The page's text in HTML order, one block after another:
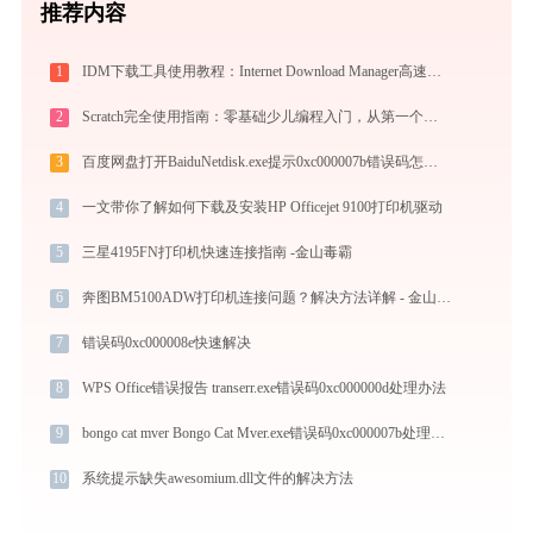
推荐内容
1 IDM下载工具使用教程：Internet Download Manager高速下载与视频抓取完全指南
2 Scratch完全使用指南：零基础少儿编程入门，从第一个作品到独立创作（2026最新）
3 百度网盘打开BaiduNetdisk.exe提示0xc000007b错误码怎么办
4 一文带你了解如何下载及安装HP Officejet 9100打印机驱动
5 三星4195FN打印机快速连接指南 -金山毒霸
6 奔图BM5100ADW打印机连接问题？解决方法详解 - 金山毒霸
7 错误码0xc000008e快速解决
8 WPS Office错误报告 transerr.exe错误码0xc000000d处理办法
9 bongo cat mver Bongo Cat Mver.exe错误码0xc000007b处理办法
10 系统提示缺失awesomium.dll文件的解决方法